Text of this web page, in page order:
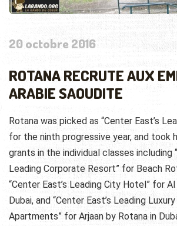
20 octobre 2016
ROTANA RECRUTE AUX
ARABIE SAOUDITE
Rotana was picked as “Center East’s
for the ninth progressive year, and took
grants in the individual classes including
Leading Corporate Resort” for Beach
“Center East’s Leading City Hotel” for
Dubai, and “Center East’s Leading
Apartments” for Arjaan by Rotana in